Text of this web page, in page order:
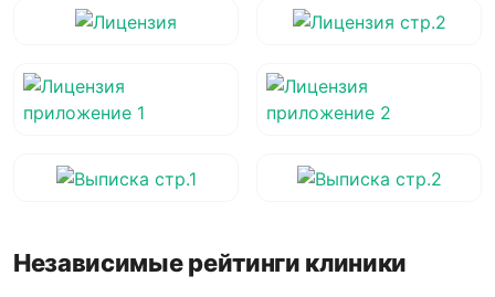
Независимые рейтинги клиники